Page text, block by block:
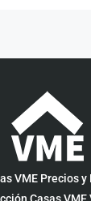
VME Precios y